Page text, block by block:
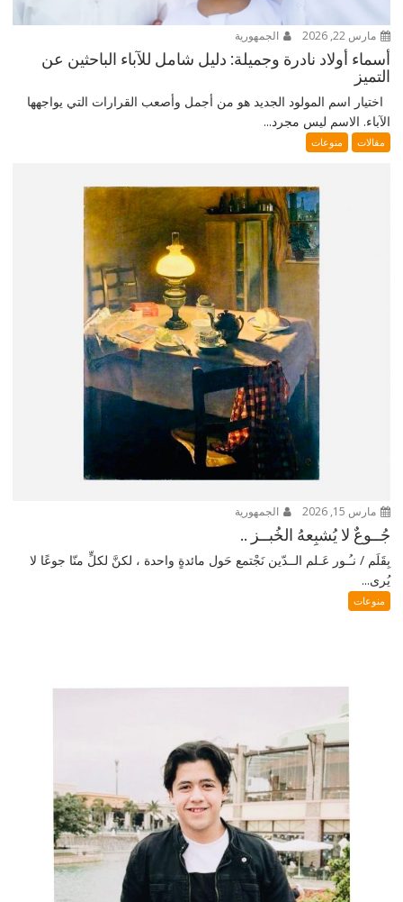
مارس 22, 2026 الجمهورية
أسماء أولاد نادرة وجميلة: دليل شامل للآباء الباحثين عن
التميز
اختيار اسم المولود الجديد هو من أجمل وأصعب القرارات التي يواجهها
الآباء. الاسم ليس مجرد...
مقالات منوعات
مارس 15, 2026 الجمهورية
جُــوعٌ لا يُشبِعهُ الخُبــز ..
بِقَلَم / نـُـور عَـلم الــدّين نَجْتمع حَول مائدةٍ واحدة ، لكنَّ لكلٍّ منّا جوعًا لا
يُرى...
منوعات